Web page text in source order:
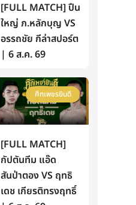
[FULL MATCH] ปืน
ใหญ่ ภ.หลักบุญ VS
อรรถชัย กีล่าสปอร์ต
| 6 ส.ค. 69
ศึกเพชรยินดี
[FULL MATCH]
กัปตันทีม แอ๊ด
สันป่าตอง VS ฤทธิ
เดช เกียรติทรงฤทธิ์